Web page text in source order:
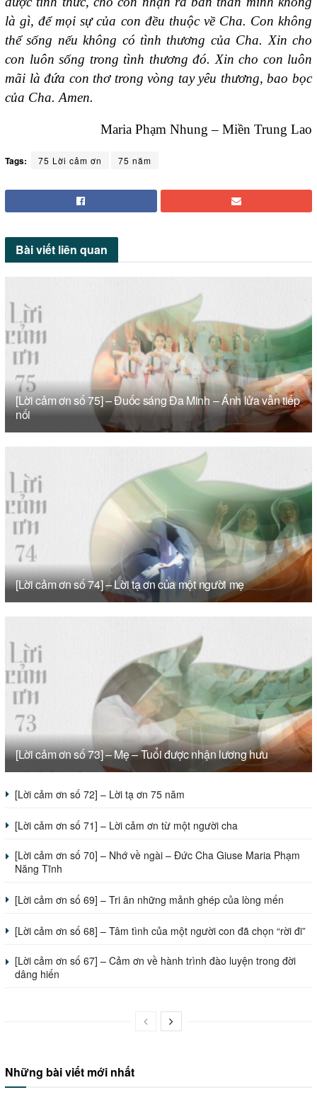
là gì, để mọi sự của con đều thuộc về Cha. Con không
thể sống nếu không có tình thương của Cha. Xin cho
con luôn sống trong tình thương đó. Xin cho con luôn
mãi là đứa con thơ trong vòng tay yêu thương, bao bọc
của Cha. Amen.
Maria Phạm Nhung – Miền Trung Lao
Tags: 75 Lời cảm ơn 75 năm
Bài viết liên quan
[Lời cảm ơn số 75] – Đuốc sáng Đa Minh – Ánh lửa vẫn tiếp
nối
[Lời cảm ơn số 74] – Lời tạ ơn của một người mẹ
[Lời cảm ơn số 73] – Mẹ – Tuổi được nhận lương hưu
[Lời cảm ơn số 72] – Lời tạ ơn 75 năm
[Lời cảm ơn số 71] – Lời cảm ơn từ một người cha
[Lời cảm ơn số 70] – Nhớ về ngài – Đức Cha Giuse Maria Phạm
Năng Tĩnh
[Lời cảm ơn số 69] – Tri ân những mảnh ghép của lòng mến
[Lời cảm ơn số 68] – Tâm tình của một người con đã chọn “rời đi”
[Lời cảm ơn số 67] – Cảm ơn về hành trình đào luyện trong đời
dâng hiến
Những bài viết mới nhất